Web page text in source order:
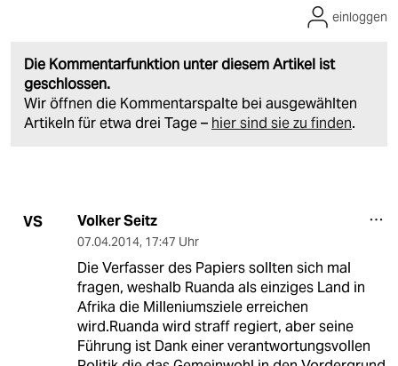
Die Kommentarfunktion unter diesem Artikel ist
geschlossen.
Wir öffnen die Kommentarspalte bei ausgewählten
Artikeln für etwa drei Tage – hier sind sie zu finden.
einloggen
VS Volker Seitz
07.04.2014, 17:47 Uhr
Die Verfasser des Papiers sollten sich mal
fragen, weshalb Ruanda als einziges Land in
Afrika die Milleniumsziele erreichen
wird.Ruanda wird straff regiert, aber seine
Führung ist Dank einer verantwortungsvollen